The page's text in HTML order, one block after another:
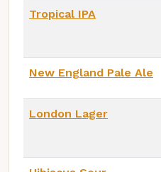
Tropical IPA
New England Pale Ale
London Lager